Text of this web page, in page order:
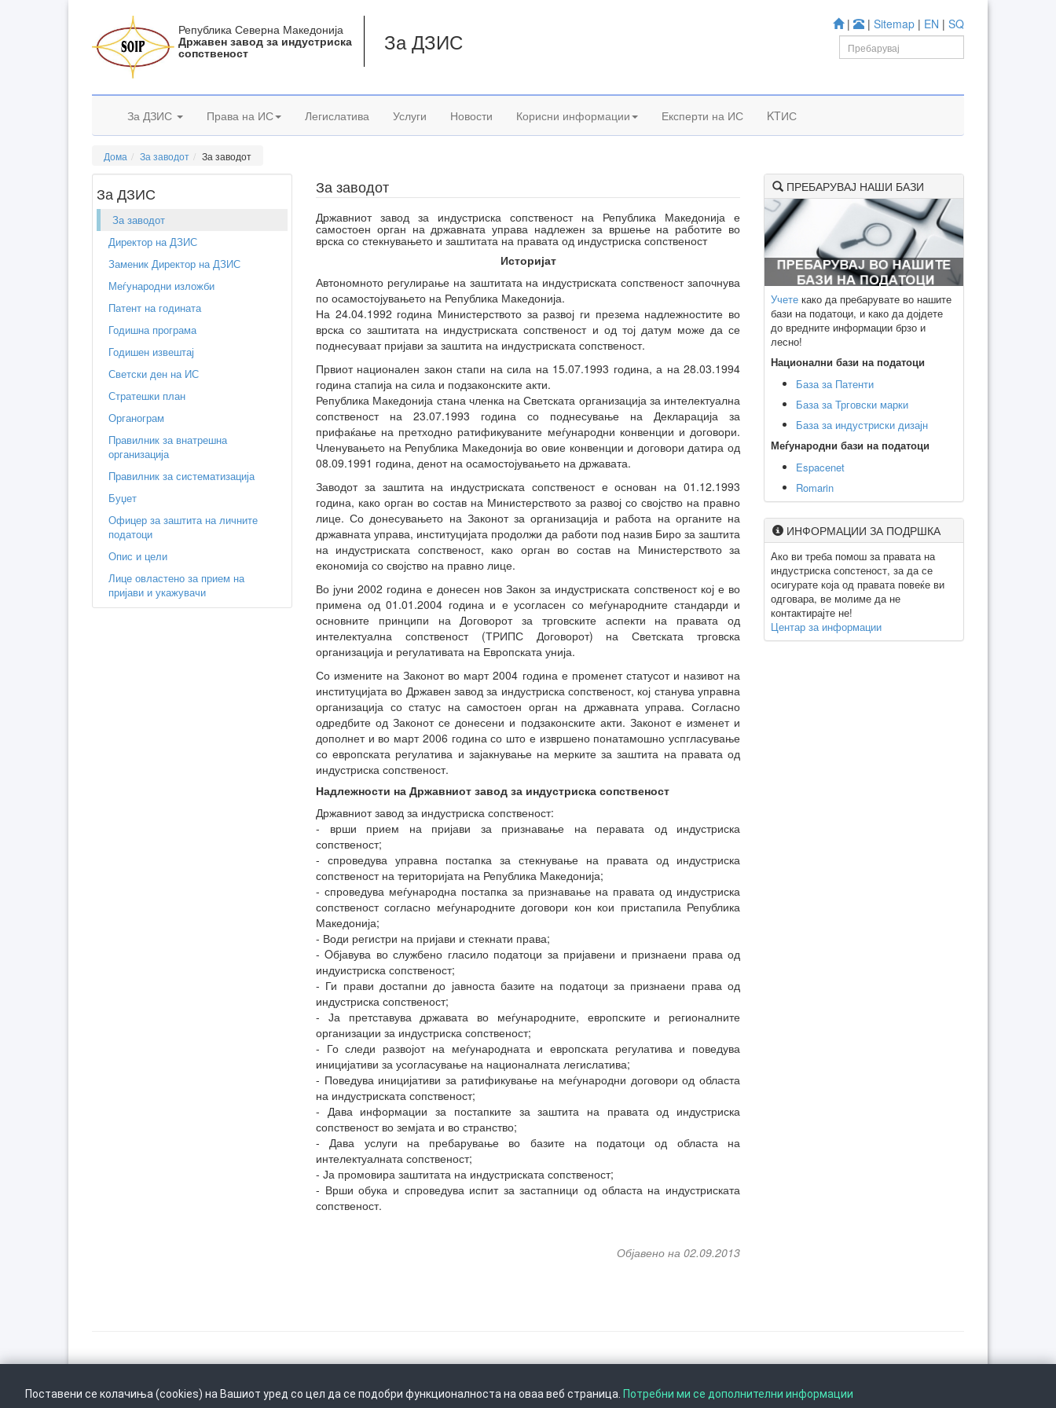
| | Sitemap | EN | SQ
Република Северна Македонија
Државен завод за индустриска
сопственост За ДЗИС
За ДЗИС Права на ИС Легислатива Услуги Новости Корисни информации Експерти на ИС KTИС
Дома За заводот За заводот
За ДЗИС
За заводот
Директор на ДЗИС
Заменик Директор на ДЗИС
Меѓународни изложби
Патент на годината
Годишна програма
Годишен извештај
Светски ден на ИС
Стратешки план
Органограм
Правилник за внатрешна
организација
Правилник за систематизација
Буџет
Офицер за заштита на личните
податоци
Опис и цели
Лице овластено за прием на
пријави и укажувачи
За заводот
Државниот завод за индустриска сопственост на Република Македонија е
самостоен орган на државната управа надлежен за вршење на работите во
врска со стекнувањето и заштитата на правата од индустриска сопственост
Историјат
Автономното регулирање на заштитата на индустриската сопственост започнува
по осамостојувањето на Република Македонија.
На 24.04.1992 година Министерството за развој ги презема надлежностите во
врска со заштитата на индустриската сопственост и од тој датум може да се
поднесуваат пријави за заштита на индустриската сопственост.
Првиот национален закон стапи на сила на 15.07.1993 година, а на 28.03.1994
година стапија на сила и подзаконските акти.
Република Македонија стана членка на Светската организација за интелектуална
сопственост на 23.07.1993 година со поднесување на Декларација за
прифаќање на претходно ратификуваните меѓународни конвенции и договори.
Членувањето на Република Македонија во овие конвенции и договори датира од
08.09.1991 година, денот на осамостојувањето на државата.
Заводот за заштита на индустриската сопственост е основан на 01.12.1993
година, како орган во состав на Министерството за развој со својство на правно
лице. Со донесувањето на Законот за организација и работа на органите на
државната управа, институцијата продолжи да работи под назив Биро за заштита
на индустриската сопственост, како орган во состав на Министерството за
економија со својство на правно лице.
Во јуни 2002 година е донесен нов Закон за индустриската сопственост кој е во
примена од 01.01.2004 година и е усогласен со меѓународните стандарди и
основните принципи на Договорот за трговските аспекти на правата од
интелектуална сопственост (ТРИПС Договорот) на Светската трговска
организација и регулативата на Европската унија.
Со измените на Законот во март 2004 година е променет статусот и називот на
институцијата во Државен завод за индустриска сопственост, кој станува управна
организација со статус на самостоен орган на државната управа. Согласно
одредбите од Законот се донесени и подзаконските акти. Законот е изменет и
дополнет и во март 2006 година со што е извршено понатамошно успгласување
со европската регулатива и зајакнување на мерките за заштита на правата од
индустриска сопственост.
Надлежности на Државниот завод за индустриска сопственост
Државниот завод за индустриска сопственост:
- врши прием на пријави за признавање на перавата од индустриска
сопственост;
- спроведува управна постапка за стекнување на правата од индустриска
сопственост на територијата на Република Македонија;
- спроведува меѓународна постапка за признавање на правата од индустриска
сопственост согласно меѓународните договори кон кои пристапила Република
Македонија;
- Води регистри на пријави и стекнати права;
- Oбјавува во службено гласило податоци за пријавени и признаени права од
индуистриска сопственост;
- Ги прави достапни до јавноста базите на податоци за признаени права од
индустриска сопственост;
- Ја претставува државата во меѓународните, европските и регионалните
организации за индустриска сопственост;
- Го следи развојот на меѓународната и европската регулатива и поведува
иницијативи за усогласување на националната легислатива;
- Поведува иницијативи за ратификување на меѓународни договори од областа
на индустриската сопственост;
- Дава информации за постапките за заштита на правата од индустриска
сопственост во земјата и во странство;
- Дава услуги на пребарување во базите на податоци од областа на
интелектуалната сопственост;
- Ја промовира заштитата на индустриската сопственост;
- Врши обука и спроведува испит за застапници од областа на индустриската
сопственост.
Објавено на 02.09.2013
ПРЕБАРУВАЈ НАШИ БАЗИ
Учете како да пребарувате во нашите
бази на податоци, и како да дојдете
до вредните информации брзо и
лесно!
Национални бази на податоци
База за Патенти
База за Трговски марки
База за индустриски дизајн
Меѓународни бази на податоци
Espacenet
Romarin
ИНФОРМАЦИИ ЗА ПОДРШКА
Ако ви треба помош за правата на
индустриска сопстеност, за да се
осигурате која од правата повеќе ви
одговара, ве молиме да не
контактирајте не!
Центар за информации
Врати се горе
Поставени се колачиња (cookies) на Вашиот уред со цел да се подобри функционалноста на оваа веб страница. Потребни ми се дополнителни информации